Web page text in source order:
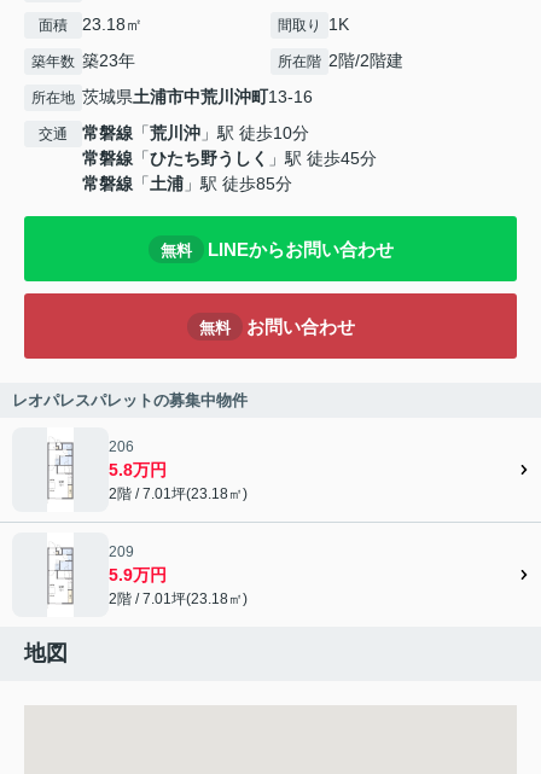
面積 23.18㎡ 間取り 1K
築年数 築23年 所在階 2階/2階建
所在地 茨城県土浦市中荒川沖町13-16
交通 常磐線 「荒川沖 」駅 徒歩10分
常磐線 「ひたち野うしく 」駅 徒歩45分
常磐線 「土浦 」駅 徒歩85分
無料 LINEからお問い合わせ
無料 お問い合わせ
レオパレスパレットの募集中物件
206
5.8万円
2階 / 7.01坪(23.18㎡)
209
5.9万円
2階 / 7.01坪(23.18㎡)
地図